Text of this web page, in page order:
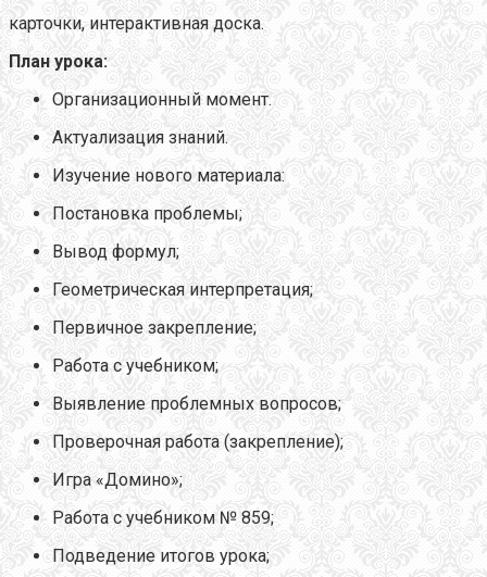
карточки, интерактивная доска.
План урока:
Организационный момент.
Актуализация знаний.
Изучение нового материала:
Постановка проблемы;
Вывод формул;
Геометрическая интерпретация;
Первичное закрепление;
Работа с учебником;
Выявление проблемных вопросов;
Проверочная работа (закрепление);
Игра «Домино»;
Работа с учебником № 859;
Подведение итогов урока;